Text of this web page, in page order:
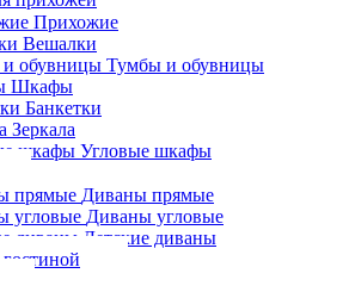
Прихожие
Вешалки
Тумбы и обувницы
Шкафы
Банкетки
Зеркала
Угловые шкафы
Диваны прямые
Диваны угловые
Детские диваны